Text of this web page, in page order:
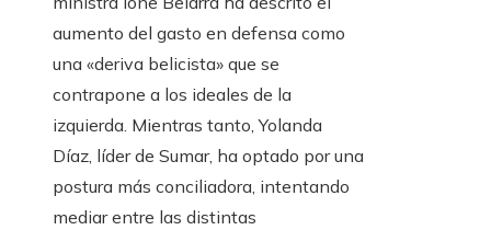
aumento del gasto en defensa como
una «deriva belicista» que se
contrapone a los ideales de la
izquierda. Mientras tanto, Yolanda
Díaz, líder de Sumar, ha optado por una
postura más conciliadora, intentando
mediar entre las distintas